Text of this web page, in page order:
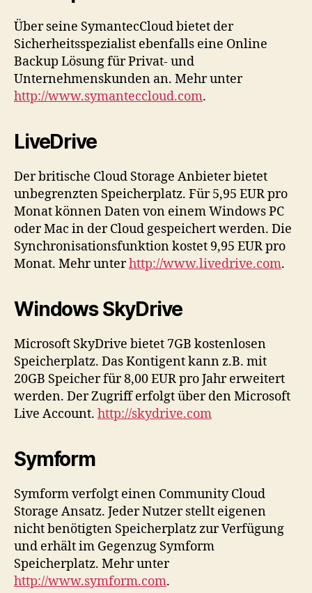
Über seine SymantecCloud bietet der
Sicherheitsspezialist ebenfalls eine Online
Backup Lösung für Privat- und
Unternehmenskunden an. Mehr unter
http://www.symanteccloud.com.
LiveDrive
Der britische Cloud Storage Anbieter bietet
unbegrenzten Speicherplatz. Für 5,95 EUR pro
Monat können Daten von einem Windows PC
oder Mac in der Cloud gespeichert werden. Die
Synchronisationsfunktion kostet 9,95 EUR pro
Monat. Mehr unterhttp://www.livedrive.com.
Windows SkyDrive
Microsoft SkyDrive bietet 7GB kostenlosen
Speicherplatz. Das Kontigent kann z.B. mit
20GB Speicher für 8,00 EUR pro Jahr erweitert
werden. Der Zugriff erfolgt über den Microsoft
Live Account. http://skydrive.com
Symform
Symform verfolgt einen Community Cloud
Storage Ansatz. Jeder Nutzer stellt eigenen
nicht benötigten Speicherplatz zur Verfügung
und erhält im Gegenzug Symform
Speicherplatz. Mehr unter
http://www.symform.com.